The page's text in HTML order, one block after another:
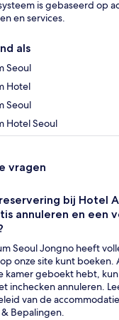
is gebaseerd op
en services.
als
Seoul
Hotel
Seoul
Hotel Seoul
vragen
bij Hotel
annuleren en een
Seoul Jongno heeft
onze site kunt boeken.
kamer geboekt hebt,
inchecken annuleren.
van de
Bepalingen.